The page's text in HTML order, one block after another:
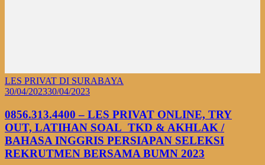
LES PRIVAT DI SURABAYA
30/04/202330/04/2023
0856.313.4400 – LES PRIVAT ONLINE, TRY
OUT, LATIHAN SOAL TKD & AKHLAK /
BAHASA INGGRIS PERSIAPAN SELEKSI
REKRUTMEN BERSAMA BUMN 2023